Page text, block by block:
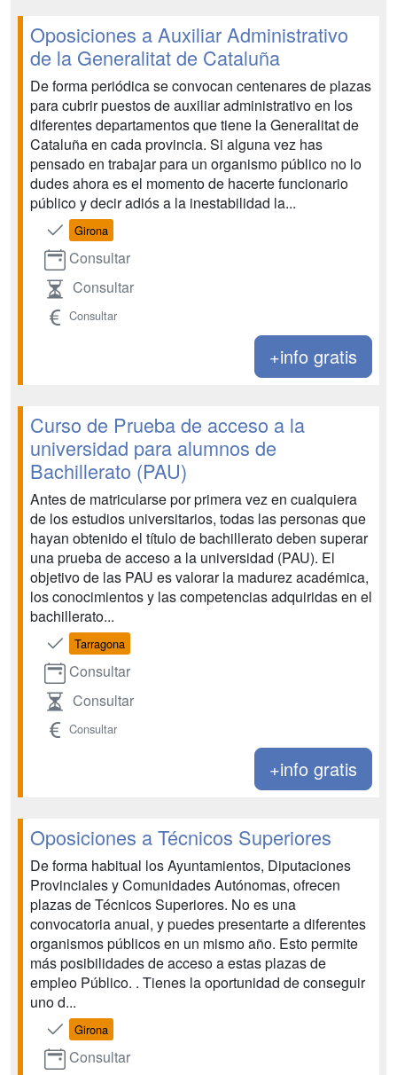
Oposiciones a Auxiliar Administrativo
de la Generalitat de Cataluña
De forma periódica se convocan centenares de plazas
para cubrir puestos de auxiliar administrativo en los
diferentes departamentos que tiene la Generalitat de
Cataluña en cada provincia. Si alguna vez has
pensado en trabajar para un organismo público no lo
dudes ahora es el momento de hacerte funcionario
público y decir adiós a la inestabilidad la...
Girona
Consultar
Consultar
Consultar
+info gratis
Curso de Prueba de acceso a la
universidad para alumnos de
Bachillerato (PAU)
Antes de matricularse por primera vez en cualquiera
de los estudios universitarios, todas las personas que
hayan obtenido el título de bachillerato deben superar
una prueba de acceso a la universidad (PAU). El
objetivo de las PAU es valorar la madurez académica,
los conocimientos y las competencias adquiridas en el
bachillerato...
Tarragona
Consultar
Consultar
Consultar
+info gratis
Oposiciones a Técnicos Superiores
De forma habitual los Ayuntamientos, Diputaciones
Provinciales y Comunidades Autónomas, ofrecen
plazas de Técnicos Superiores. No es una
convocatoria anual, y puedes presentarte a diferentes
organismos públicos en un mismo año. Esto permite
más posibilidades de acceso a estas plazas de
empleo Público. . Tienes la oportunidad de conseguir
uno d...
Girona
Consultar